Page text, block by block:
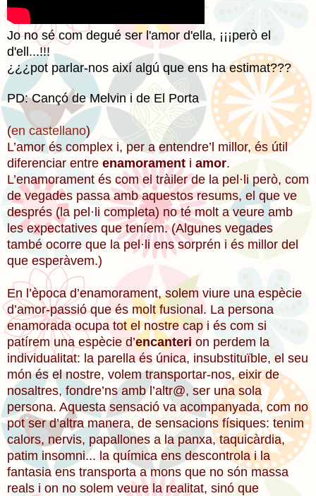
Jo no sé com degué ser l'amor d'ella, ¡¡¡però el
d'ell...!!!
¿¿¿pot parlar-nos així algú que ens ha estimat???
PD: Cançó de Melvin i de El Porta
(en castellano)
L’amor és complex i, per a entendre’l millor, és útil
diferenciar entre enamorament i amor.
L’enamorament és com el tràiler de la pel·li però, com
de vegades passa amb aquestos resums, el que ve
després (la pel·li completa) no té molt a veure amb
les expectatives que teníem. (Algunes vegades
també ocorre que la pel·li ens sorprén i és millor del
que esperàvem.)
En l’època d’enamorament, solem viure una espècie
d’amor-passió que és molt fusional. La persona
enamorada ocupa tot el nostre cap i és com si
patírem una espècie d’encanteri on perdem la
individualitat: la parella és única, insubstituïble, el seu
món és el nostre, volem transportar-nos, eixir de
nosaltres, fondre’ns amb l’altr@, ser una sola
persona. Aquesta sensació va acompanyada, com no
pot ser d’altra manera, de sensacions físiques: tenim
calors, nervis, papallones a la panxa, taquicàrdia,
patim insomni... la química ens descontrola i la
fantasia ens transporta a mons que no són massa
reals i on no solem veure la realitat, sinó que